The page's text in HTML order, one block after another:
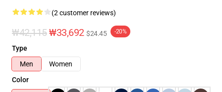
(2 customer reviews)
₩42,115₩33,692 $24.45 -20%
Type
Men
Women
Color